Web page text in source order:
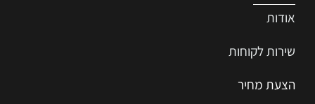
אודות
שירות לקוחות
הצעת מחיר